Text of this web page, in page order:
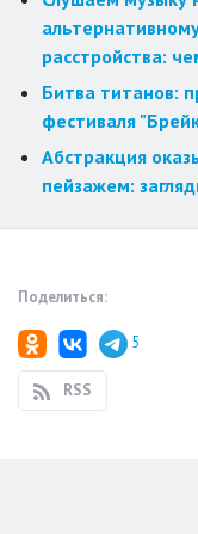
расстройства:
Битва титанов:
фестиваля
Абстракция
пейзажем:
Поделиться:
5
RSS